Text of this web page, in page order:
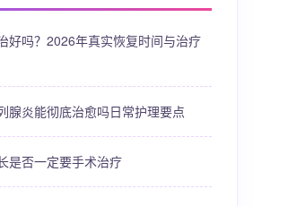
好吗？2026年真实恢复时间与治疗
腺炎能彻底治愈吗日常护理要点
是否一定要手术治疗